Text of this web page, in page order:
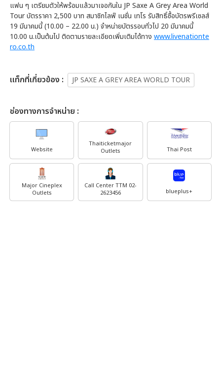
แฟน ๆ เตรียมตัวให้พร้อมแล้วมาเจอกันใน JP Saxe A Grey Area World
Tour บัตรราคา 2,500 บาท สมาชิกไลฟ์ เนชั่น เทโร รับสิทธิ์ซื้อบัตรพรีเซลส์
19 มีนาคมนี้ (10.00 – 22.00 น.) จำหน่ายบัตรรอบทั่วไป 20 มีนาคมนี้
10.00 น.เป็นต้นไป ติดตามรายละเอียดเพิ่มเติมได้ทาง www.livenationte
ro.co.th
เเท็กที่เกี่ยวข้อง : JP SAXE A GREY AREA WORLD TOUR
ช่องทางการจำหน่าย :
Website
Thaiticketmajor
Outlets
Thai Post
Major Cineplex
Outlets
Call Center TTM 02-
2623456
blueplus+